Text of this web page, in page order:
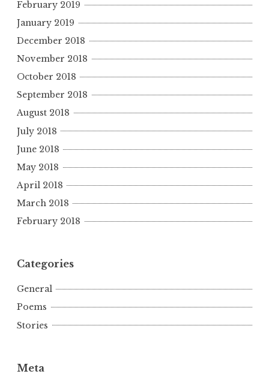
February 2019
January 2019
December 2018
November 2018
October 2018
September 2018
August 2018
July 2018
June 2018
May 2018
April 2018
March 2018
February 2018
Categories
General
Poems
Stories
Meta